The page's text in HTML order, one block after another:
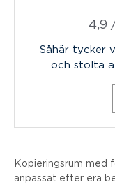
4,9
Såhär tycker
och stolta
Kopieringsrum med
anpassat efter era